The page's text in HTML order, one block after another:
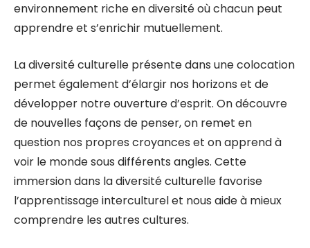
environnement riche en diversité où chacun peut
apprendre et s’enrichir mutuellement.
La diversité culturelle présente dans une colocation
permet également d’élargir nos horizons et de
développer notre ouverture d’esprit. On découvre
de nouvelles façons de penser, on remet en
question nos propres croyances et on apprend à
voir le monde sous différents angles. Cette
immersion dans la diversité culturelle favorise
l’apprentissage interculturel et nous aide à mieux
comprendre les autres cultures.